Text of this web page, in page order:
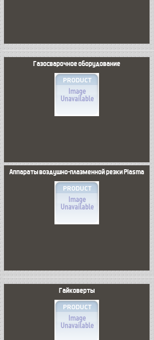
Газосварочное оборудование
Аппараты воздушно-плазменной резки Plasma
Гайковерты